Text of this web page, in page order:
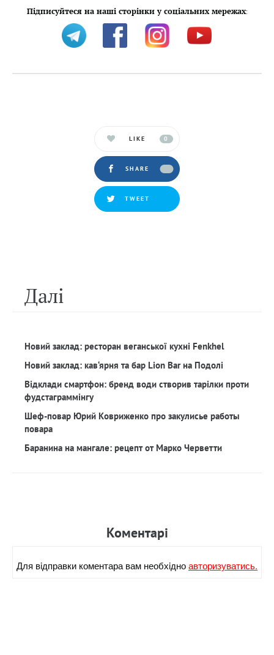
Підписуйтеся на наші сторінки у соціальних мережах:
LIKE 0
SHARE
TWEET
Далi
Новий заклад: ресторан веганської кухні Fenkhel
Новий заклад: кав‘ярня та бар Lion Bar на Подолі
Відклади смартфон: бренд води створив тарілки проти
фудстаграммінгу
Шеф-повар Юрий Ковриженко про закулисье работы
повара
Баранина на мангале: рецепт от Марко Черветти
Коментарi
Для вiдправки коментара вам необхiдноавторизуватись.